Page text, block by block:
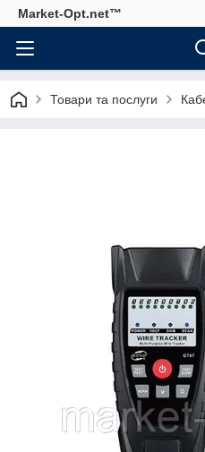
Market-Opt.net™
Товари та послуги